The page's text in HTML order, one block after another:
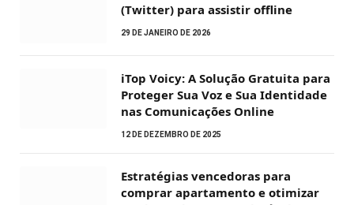
(Twitter) para assistir offline
29 DE JANEIRO DE 2026
iTop Voicy: A Solução Gratuita para
Proteger Sua Voz e Sua Identidade
nas Comunicações Online
12 DE DEZEMBRO DE 2025
Estratégias vencedoras para
comprar apartamento e otimizar